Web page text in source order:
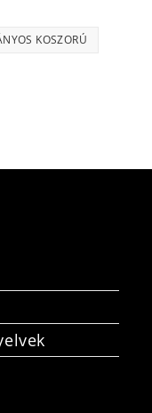
KOSZORÚ